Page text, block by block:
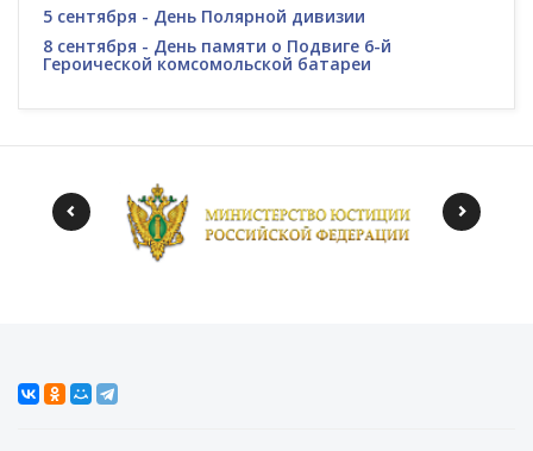
5 сентября - День Полярной дивизии
8 сентября - День памяти о Подвиге 6-й
Героической комсомольской батареи